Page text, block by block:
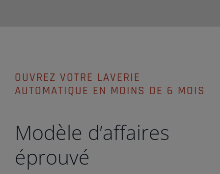
OUVREZ VOTRE LAVERIE
AUTOMATIQUE EN MOINS DE 6 MOIS
Modèle d’affaires
éprouvé